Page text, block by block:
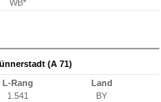
WB*
(A 71)
L-Rang
1.541
Land
BY